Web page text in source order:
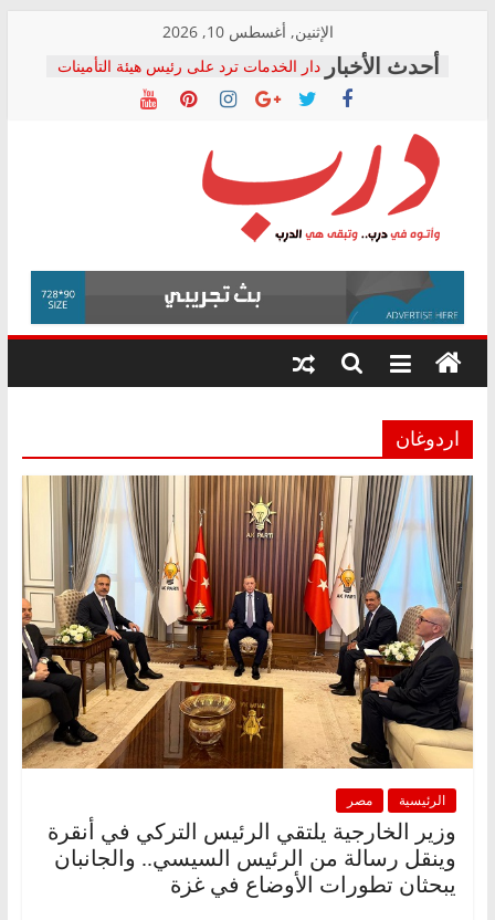
content
الإثنين, أغسطس 10, 2026
دار الخدمات ترد على رئيس هيئة التأمينات
بعد مؤتمره الصحفي: إنكار الأزمة لا ينهي
معاناة أصحاب المعاشات.. ونطالب بكشف
فرحات سليمان يكتب: القطاع الصحي إلى
أين؟
حزب التحالف الشعبي يطلق لجنة “الحق
في الصحة” بالإسكندرية لرصد الانتهاكات
ودعم المرضى
الوزاري لمدينة الصحفيين.. وانتهاء أعمال
إنشاء المبنى الإداري
المجلس القومي لحقوق الإنسان يعلن
متابعة قضية الدكتور محمد زهران.. ويؤكد:
قرينة البراءة وضمانات المحاكمة العادلة
درب
وأتوه
درب..
وتبقى
هي
اردوغان
الرئيسية مصر
وزير الخارجية يلتقي الرئيس التركي في أنقرة
وينقل رسالة من الرئيس السيسي.. والجانبان
يبحثان تطورات الأوضاع في غزة